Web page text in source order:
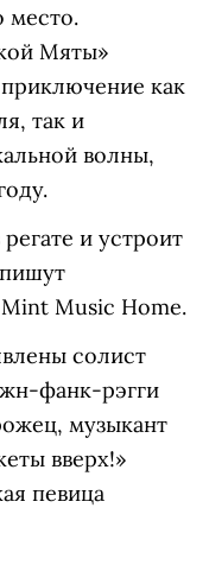
место.
Мяты»
как
так и
волны,
и устроит
Music Home.
солист
фанк-рэгги
музыкант
вверх!»
певица